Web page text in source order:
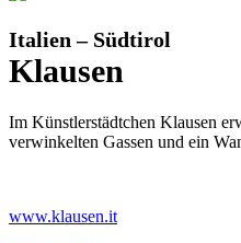
Italien – Südtirol
Klausen
Im Künstlerstädtchen Klausen
verwinkelten Gassen und ein
www.klausen.it